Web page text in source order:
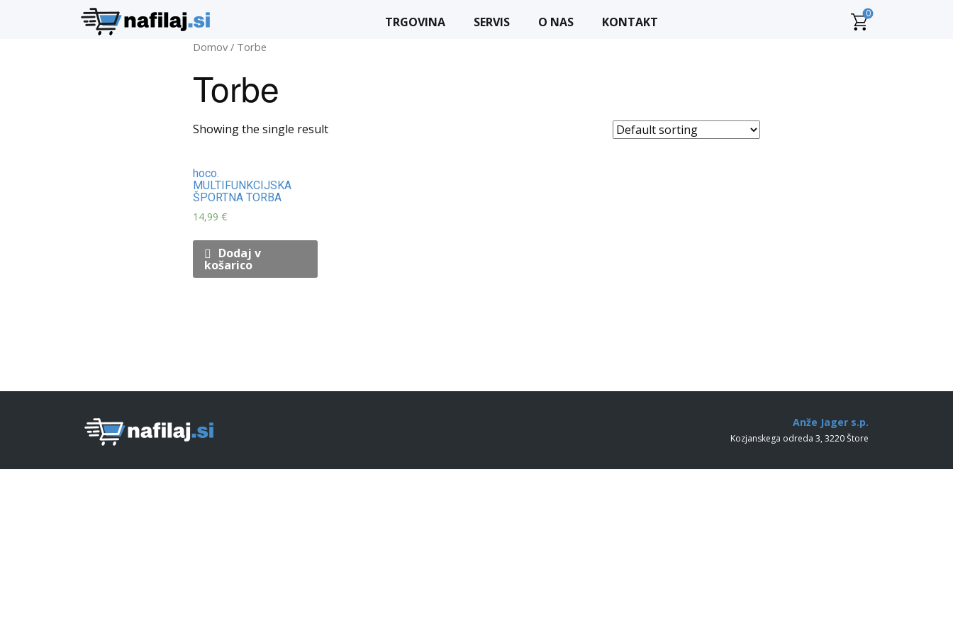
TRGOVINA SERVIS O NAS KONTAKT
0
Domov / Torbe
Torbe
Showing the single result
hoco.
MULTIFUNKCIJSKA
ŠPORTNA TORBA
14,99€
Dodaj v
košarico
Anže Jager s.p.
Kozjanskega odreda 3, 3220 Štore